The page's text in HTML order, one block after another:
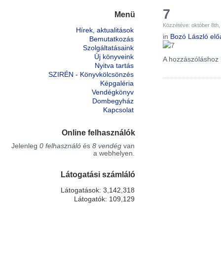
7
Közzétéve: október
in Bozó László
A hozzászóláshoz
Menü
Hírek, aktualitások
Bemutatkozás
Szolgáltatásaink
Új könyveink
Nyitva tartás
SZIRÉN - Könyvkölcsönzés
Képgaléria
Vendégkönyv
Dombegyház
Kapcsolat
Online felhasználók
Jelenleg 0 felhasználó és 8 vendég van
a webhelyen.
Látogatási számláló
Látogatások: 3,142,318
Látogatók: 109,129